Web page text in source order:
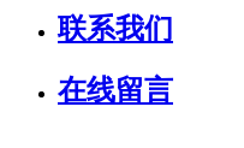
联系我们
在线留言